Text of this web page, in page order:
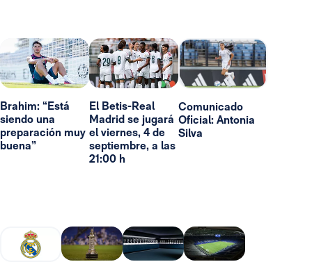
Brahim: “Está
siendo una
preparación muy
buena”
El Betis-Real
Madrid se jugará
el viernes, 4 de
septiembre, a las
21:00 h
Comunicado
Oficial: Antonia
Silva